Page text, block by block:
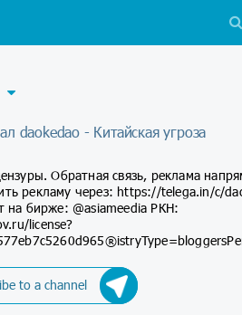
daokedao - Китайская угроза
Обратная связь, реклама
рекламу через: https://telega.in/c/
на бирже: @asiameedia РКН:
license?
to a channel